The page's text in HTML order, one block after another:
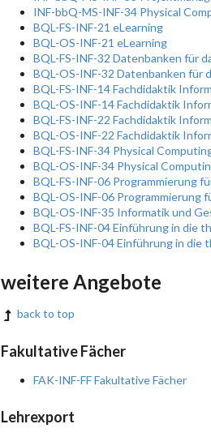
INF-bbQ-MS-INF-34 Physical
BQL-FS-INF-21 eLearning
BQL-OS-INF-21 eLearning
BQL-FS-INF-32 Datenbanken für
BQL-OS-INF-32 Datenbanken für
BQL-FS-INF-14 Fachdidaktik
BQL-OS-INF-14 Fachdidaktik
BQL-FS-INF-22 Fachdidaktik
BQL-OS-INF-22 Fachdidaktik
BQL-FS-INF-34 Physical
BQL-OS-INF-34 Physical
BQL-FS-INF-06 Programmierung
BQL-OS-INF-06 Programmierung
BQL-OS-INF-35 Informatik und
BQL-FS-INF-04 Einführung in die
BQL-OS-INF-04 Einführung in
weitere Angebote
back to top
Fakultative Fächer
FAK-INF-FF Fakultative Fächer
Lehrexport